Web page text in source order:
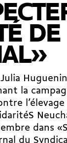
DE
la
dans
du